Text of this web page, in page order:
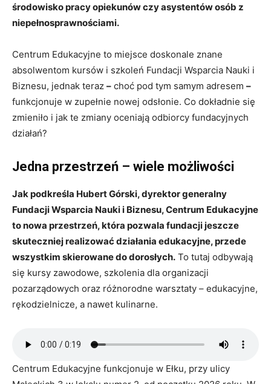
środowisko pracy opiekunów czy asystentów osób z
niepełnosprawnościami.
Centrum Edukacyjne to miejsce doskonale znane
absolwentom kursów i szkoleń Fundacji Wsparcia Nauki i
Biznesu, jednak teraz – choć pod tym samym adresem –
funkcjonuje w zupełnie nowej odsłonie. Co dokładnie się
zmieniło i jak te zmiany oceniają odbiorcy fundacyjnych
działań?
Jedna przestrzeń – wiele możliwości
Jak podkreśla Hubert Górski, dyrektor generalny
Fundacji Wsparcia Nauki i Biznesu, Centrum Edukacyjne
to nowa przestrzeń, która pozwala fundacji jeszcze
skuteczniej realizować działania edukacyjne, przede
wszystkim skierowane do dorosłych. To tutaj odbywają
się kursy zawodowe, szkolenia dla organizacji
pozarządowych oraz różnorodne warsztaty – edukacyjne,
rękodzielnicze, a nawet kulinarne.
Centrum Edukacyjne funkcjonuje w Ełku, przy ulicy